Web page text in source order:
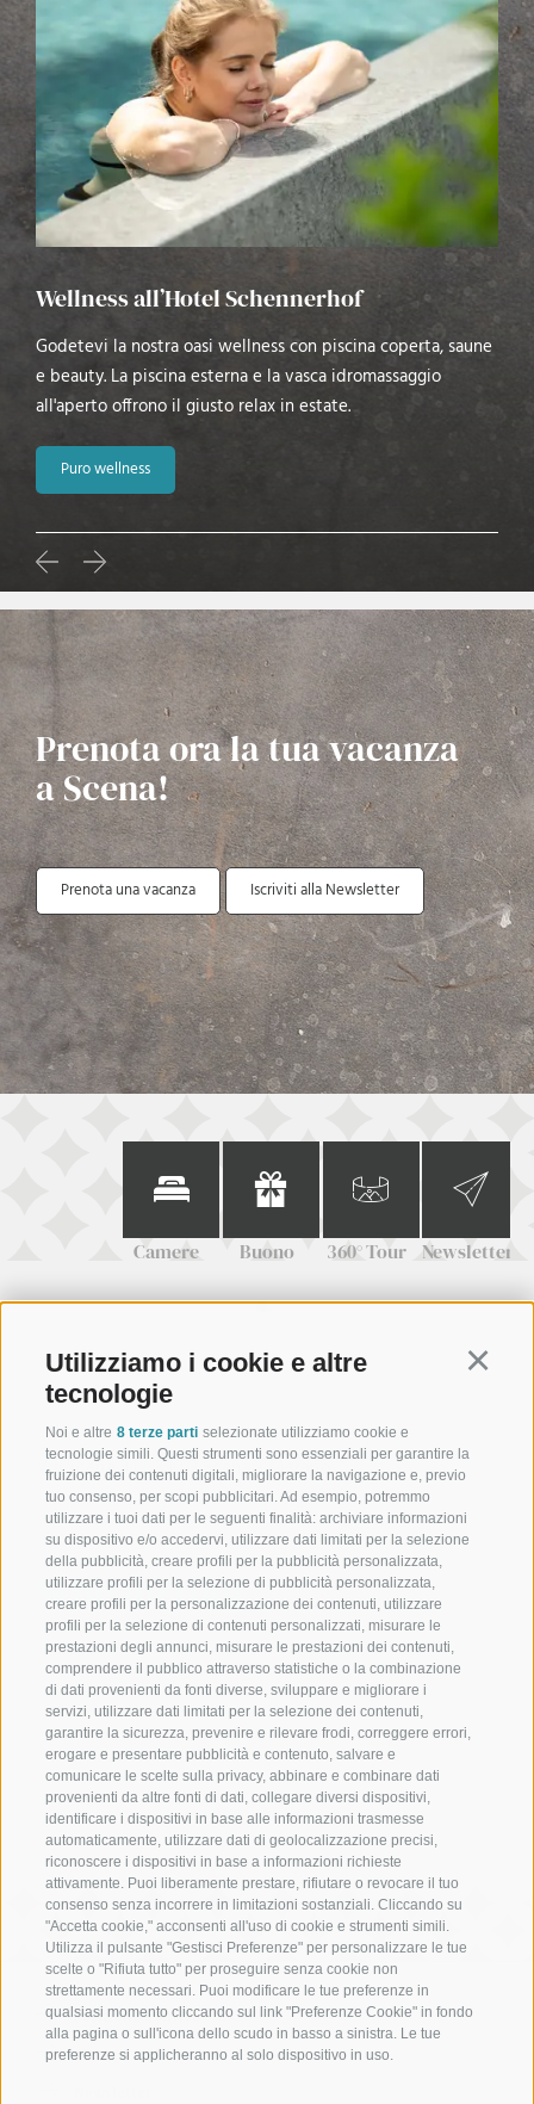
Utilizziamo i cookie e altre
tecnologie
Noi e altre 8 terze parti selezionate utilizziamo cookie e
tecnologie simili. Questi strumenti sono essenziali per garantire la
fruizione dei contenuti digitali, migliorare la navigazione e, previo
tuo consenso, per scopi pubblicitari. Ad esempio, potremmo
utilizzare i tuoi dati per le seguenti finalità: archiviare informazioni
su dispositivo e/o accedervi, utilizzare dati limitati per la selezione
della pubblicità, creare profili per la pubblicità personalizzata,
utilizzare profili per la selezione di pubblicità personalizzata,
creare profili per la personalizzazione dei contenuti, utilizzare
profili per la selezione di contenuti personalizzati, misurare le
prestazioni degli annunci, misurare le prestazioni dei contenuti,
comprendere il pubblico attraverso statistiche o la combinazione
di dati provenienti da fonti diverse, sviluppare e migliorare i
servizi, utilizzare dati limitati per la selezione dei contenuti,
garantire la sicurezza, prevenire e rilevare frodi, correggere errori,
erogare e presentare pubblicità e contenuto, salvare e
comunicare le scelte sulla privacy, abbinare e combinare dati
provenienti da altre fonti di dati, collegare diversi dispositivi,
identificare i dispositivi in base alle informazioni trasmesse
automaticamente, utilizzare dati di geolocalizzazione precisi,
riconoscere i dispositivi in base a informazioni richieste
attivamente. Puoi liberamente prestare, rifiutare o revocare il tuo
consenso senza incorrere in limitazioni sostanziali. Cliccando su
"Accetta cookie," acconsenti all'uso di cookie e strumenti simili.
Utilizza il pulsante "Gestisci Preferenze" per personalizzare le tue
scelte o "Rifiuta tutto" per proseguire senza cookie non
strettamente necessari. Puoi modificare le tue preferenze in
qualsiasi momento cliccando sul link "Preferenze Cookie" in fondo
alla pagina o sull'icona dello scudo in basso a sinistra. Le tue
preferenze si applicheranno al solo dispositivo in uso.
Wellness all’Hotel Schennerhof
Godetevi la nostra oasi wellness con piscina coperta, saune
e beauty. La piscina esterna e la vasca idromassaggio
all'aperto offrono il giusto relax in estate.
Puro wellness
Prenota ora la tua vacanza
a Scena!
Prenota una vacanza Iscriviti alla Newsletter
Camere Buono 360° Tour Newsletter
+39 0473 945623
info@schennerhof.com
Via Scena 3 | I-39017 Scena - Merano
Schennerhof
Hotel Schennerhof vicino a Merano a conduzione familiare
Ristorante
Ristorante a Scena presso Merano
Christophs
Il vostro hotel B&B a Scena - la vostra vacanza inizia qui
Posizione e Arrivo
Meteo e webcam